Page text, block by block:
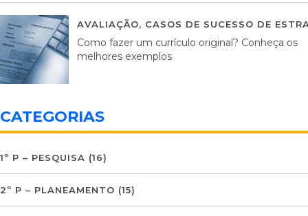
AVALIAÇÃO, CASOS DE SUCESSO DE
Como fazer um currículo original? Conheça os
melhores exemplos
CATEGORIAS
1º P – PESQUISA (16)
2º P – PLANEAMENTO (15)